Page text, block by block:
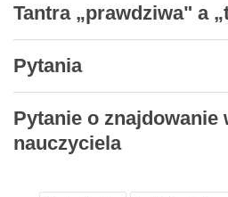
Tantra „prawdziwa" a
Pytania
Pytanie o znajdowanie
nauczyciela